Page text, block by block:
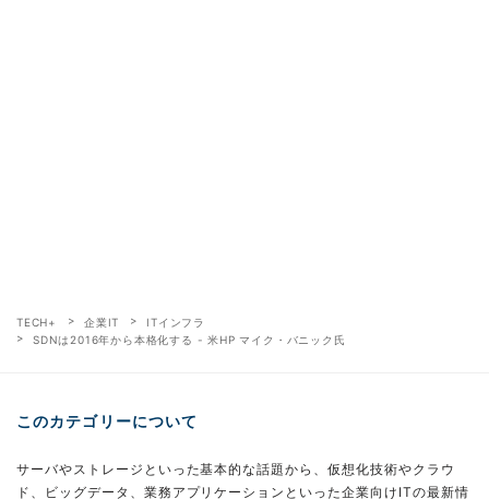
TECH+ 企業IT
ITインフラ
SDNは2016年から本格化する - 米HP マイク・バニック氏
このカテゴリーについて
サーバやストレージといった基本的な話題から、仮想化技術やクラウ
ド、ビッグデータ、業務アプリケーションといった企業向けITの最新情